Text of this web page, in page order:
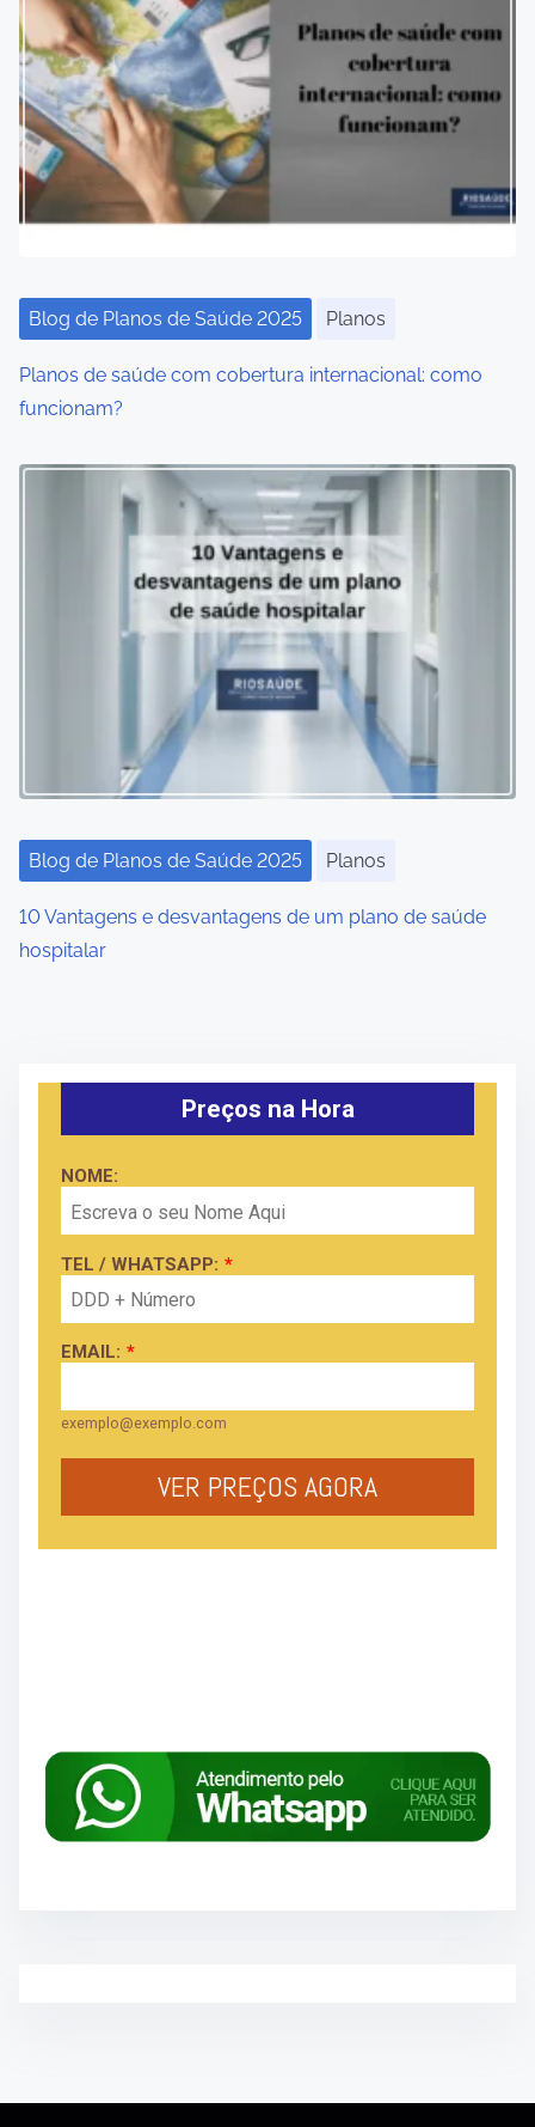
Blog de Planos de Saúde 2025 Planos
Planos de saúde com cobertura internacional: como
funcionam?
Blog de Planos de Saúde 2025 Planos
10 Vantagens e desvantagens de um plano de saúde
hospitalar